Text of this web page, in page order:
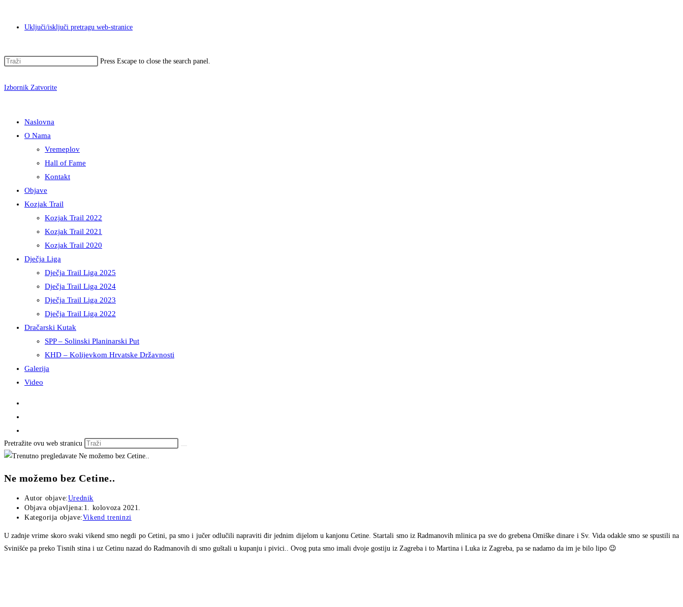
Uključi/isključi pretragu web-stranice
Press Escape to close the search panel.
Izbornik Zatvorite
Naslovna
O Nama
Vremeplov
Hall of Fame
Kontakt
Objave
Kozjak Trail
Kozjak Trail 2022
Kozjak Trail 2021
Kozjak Trail 2020
Dječja Liga
Dječja Trail Liga 2025
Dječja Trail Liga 2024
Dječja Trail Liga 2023
Dječja Trail Liga 2022
Dračarski Kutak
SPP – Solinski Planinarski Put
KHD – Kolijevkom Hrvatske Državnosti
Galerija
Video
Pretražite ovu web stranicu
Ne možemo bez Cetine..
Autor objave:Urednik
Objava objavljena: 1. kolovoza 2021.
Kategorija objave:Vikend treninzi
U zadnje vrime skoro svaki vikend smo negdi po Cetini, pa smo i jučer odlučili napraviti đir jednim dijelom u kanjonu Cetine. Startali smo iz Radmanovih mlinica pa sve do grebena Omiške dinare i Sv. Vida odakle smo se spustili na
Svinišće pa preko Tisnih stina i uz Cetinu nazad do Radmanovih di smo guštali u kupanju i pivici.. Ovog puta smo imali dvoje gostiju iz Zagreba i to Martina i Luka iz Zagreba, pa se nadamo da im je bilo lipo 😉